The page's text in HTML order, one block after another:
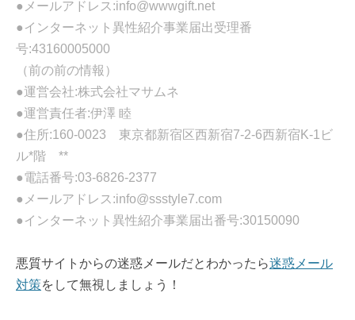
●メールアドレス:info@wwwgift.net
●インターネット異性紹介事業届出受理番
号:43160005000
（前の前の情報）
●運営会社:株式会社マサムネ
●運営責任者:伊澤 睦
●住所:160-0023 東京都新宿区西新宿7-2-6西新宿K-1ビ
ル*階 **
●電話番号:03-6826-2377
●メールアドレス:info@ssstyle7.com
●インターネット異性紹介事業届出番号:30150090
悪質サイトからの迷惑メールだとわかったら迷惑メール
対策をして無視しましょう！